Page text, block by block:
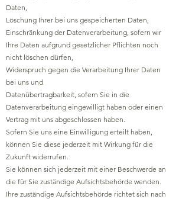
Daten,
Löschung Ihrer bei uns gespeicherten Daten,
Einschränkung der Datenverarbeitung, sofern wir
Ihre Daten aufgrund gesetzlicher Pflichten noch
nicht löschen dürfen,
Widerspruch gegen die Verarbeitung Ihrer Daten
bei uns und
Datenübertragbarkeit, sofern Sie in die
Datenverarbeitung eingewilligt haben oder einen
Vertrag mit uns abgeschlossen haben.
Sofern Sie uns eine Einwilligung erteilt haben,
können Sie diese jederzeit mit Wirkung für die
Zukunft widerrufen.
Sie können sich jederzeit mit einer Beschwerde an
die für Sie zuständige Aufsichtsbehörde wenden.
Ihre zuständige Aufsichtsbehörde richtet sich nach